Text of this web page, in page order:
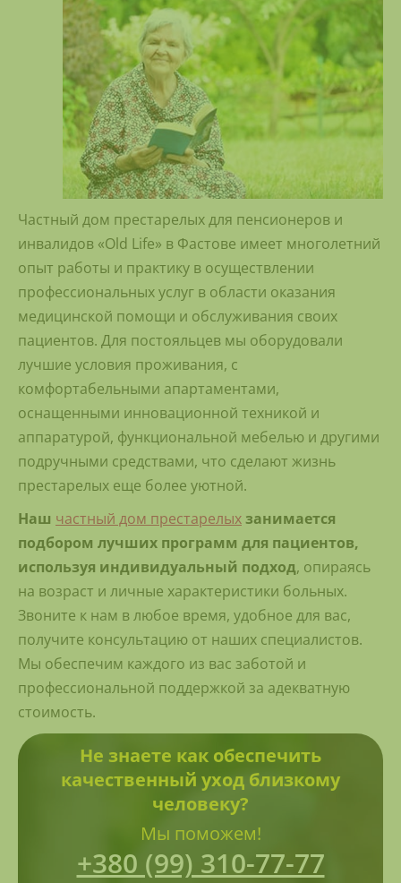
Частный дом престарелых для пенсионеров и
инвалидов «Old Life» в Фастове имеет многолетний
опыт работы и практику в осуществлении
профессиональных услуг в области оказания
медицинской помощи и обслуживания своих
пациентов. Для постояльцев мы оборудовали
лучшие условия проживания, с
комфортабельными апартаментами,
оснащенными инновационной техникой и
аппаратурой, функциональной мебелью и другими
подручными средствами, что сделают жизнь
престарелых еще более уютной.
Наш частный дом престарелыхзанимается
подбором лучших программ для пациентов,
используя индивидуальный подход, опираясь
на возраст и личные характеристики больных.
Звоните к нам в любое время, удобное для вас,
получите консультацию от наших специалистов.
Мы обеспечим каждого из вас заботой и
профессиональной поддержкой за адекватную
стоимость.
Не знаете как обеспечить
качественный уход близкому
человеку?
Мы поможем!
+380 (99) 310-77-77